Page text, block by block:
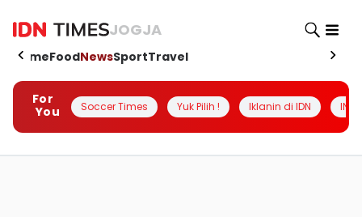
JOGJA
HomeFoodNewsSportTravel
For
You
Soccer Times Yuk Pilih ! Iklanin di IDN